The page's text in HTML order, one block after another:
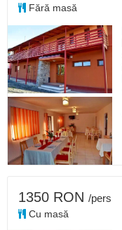
Fără masă
1350 RON /pers
Cu masă